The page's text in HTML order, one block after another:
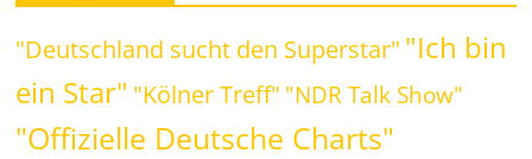
"Deutschland sucht den Superstar" "Ich bin
ein Star" "Kölner Treff" "NDR Talk Show"
"Offizielle Deutsche Charts"